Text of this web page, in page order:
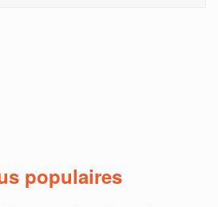
populaires